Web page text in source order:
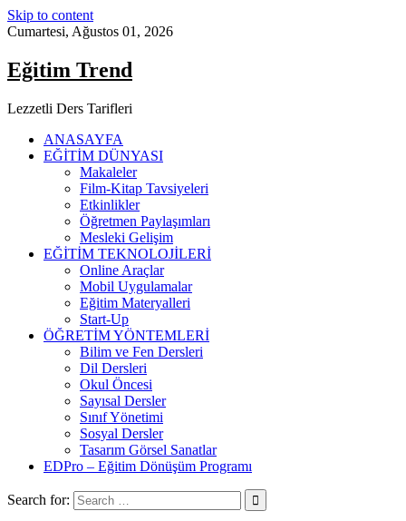
Skip to content
Cumartesi, Ağustos 01, 2026
Eğitim Trend
Lezzetli Ders Tarifleri
ANASAYFA
EĞİTİM DÜNYASI
Makaleler
Film-Kitap Tavsiyeleri
Etkinlikler
Öğretmen Paylaşımları
Mesleki Gelişim
EĞİTİM TEKNOLOJİLERİ
Online Araçlar
Mobil Uygulamalar
Eğitim Materyalleri
Start-Up
ÖĞRETİM YÖNTEMLERİ
Bilim ve Fen Dersleri
Dil Dersleri
Okul Öncesi
Sayısal Dersler
Sınıf Yönetimi
Sosyal Dersler
Tasarım Görsel Sanatlar
EDPro – Eğitim Dönüşüm Programı
Search for: